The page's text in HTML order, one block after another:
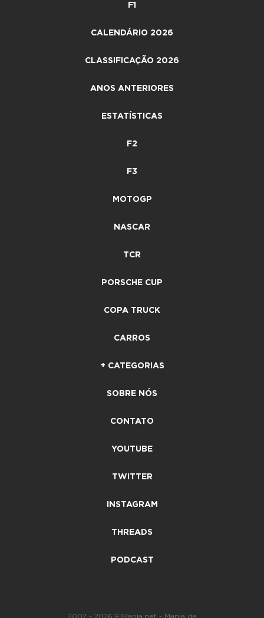
F1
CALENDÁRIO 2026
CLASSIFICAÇÃO 2026
ANOS ANTERIORES
ESTATÍSTICAS
F2
F3
MOTOGP
NASCAR
TCR
PORSCHE CUP
COPA TRUCK
CARROS
+ CATEGORIAS
SOBRE NÓS
CONTATO
YOUTUBE
TWITTER
INSTAGRAM
THREADS
PODCAST
2002 - 2026 F1Mania.net - Mania de